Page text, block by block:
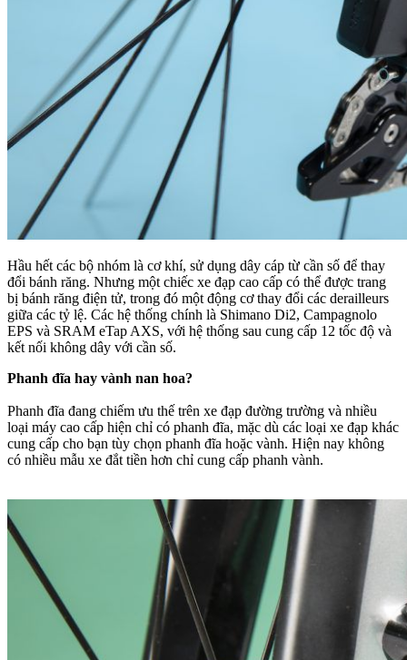
Hầu hết các bộ nhóm là cơ khí, sử dụng dây cáp từ cần số để thay
đổi bánh răng. Nhưng một chiếc xe đạp cao cấp có thể được trang
bị bánh răng điện tử, trong đó một động cơ thay đổi các derailleurs
giữa các tỷ lệ. Các hệ thống chính là Shimano Di2, Campagnolo
EPS và SRAM eTap AXS, với hệ thống sau cung cấp 12 tốc độ và
kết nối không dây với cần số.
Phanh đĩa hay vành nan hoa?
Phanh đĩa đang chiếm ưu thế trên xe đạp đường trường và nhiều
loại máy cao cấp hiện chỉ có phanh đĩa, mặc dù các loại xe đạp khác
cung cấp cho bạn tùy chọn phanh đĩa hoặc vành. Hiện nay không
có nhiều mẫu xe đắt tiền hơn chỉ cung cấp phanh vành.